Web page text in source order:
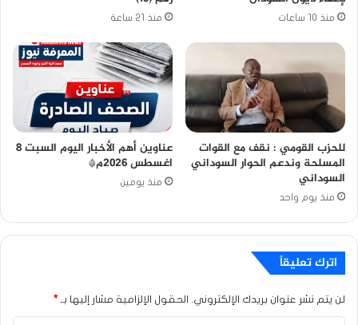
منذ 10 ساعات منذ 21 ساعة
للحزب القومي : نقف مع القوات
المسلحة وندعم الحوار السوداني
السوداني
منذ يوم واحد
عناوين أهم الأخبار اليوم السبت ٨
اغسطس ٢٠٢٦م*
منذ يومين
اترك تعليقاً
لن يتم نشر عنوان بريدك الإلكتروني. الحقول الإلزامية مشار إليها بـ *